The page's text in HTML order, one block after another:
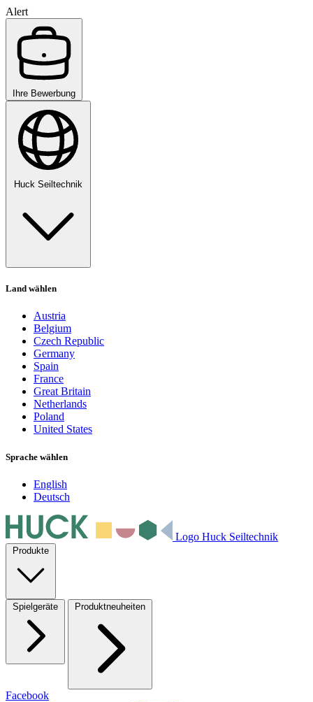
Alert
Ihre Bewerbung
Huck Seiltechnik
Land wählen
Austria
Belgium
Czech Republic
Germany
Spain
France
Great Britain
Netherlands
Poland
United States
Sprache wählen
English
Deutsch
Logo Huck Seiltechnik
Produkte
Spielgeräte Produktneuheiten
Facebook